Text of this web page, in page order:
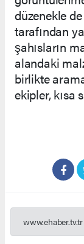
düzenekle
tarafından
şahısların
alandaki
birlikte
ekipler, kısa
www.ehaber.tv.tr